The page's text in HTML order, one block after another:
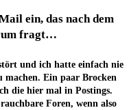
ein, das nach dem
fragt…
und ich hat­te ein­fach nie
Ein paar Bro­cken
die hier mal in Pos­tings.
Foren, wenn also